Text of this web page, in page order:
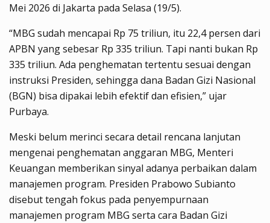
Mei 2026 di Jakarta pada Selasa (19/5).
“MBG sudah mencapai Rp 75 triliun, itu 22,4 persen dari
APBN yang sebesar Rp 335 triliun. Tapi nanti bukan Rp
335 triliun. Ada penghematan tertentu sesuai dengan
instruksi Presiden, sehingga dana Badan Gizi Nasional
(BGN) bisa dipakai lebih efektif dan efisien,” ujar
Purbaya.
Meski belum merinci secara detail rencana lanjutan
mengenai penghematan anggaran MBG, Menteri
Keuangan memberikan sinyal adanya perbaikan dalam
manajemen program. Presiden Prabowo Subianto
disebut tengah fokus pada penyempurnaan
manajemen program MBG serta cara Badan Gizi